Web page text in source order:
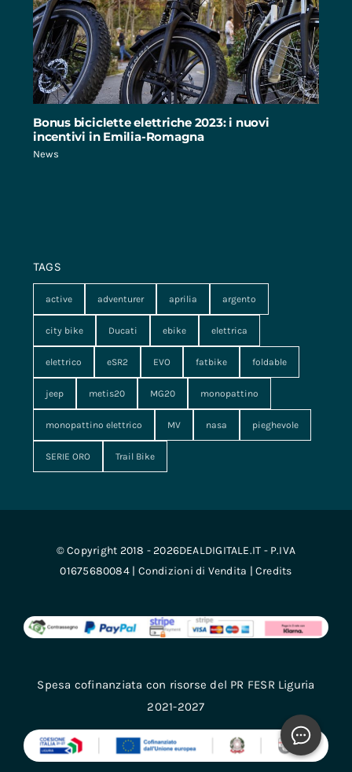
Bonus biciclette elettriche 2023: i nuovi
incentivi in Emilia-Romagna
News
TAGS
active adventurer aprilia argento
city bike Ducati ebike elettrica
elettrico eSR2 EVO fatbike foldable
jeep metis20 MG20 monopattino
monopattino elettrico MV nasa pieghevole
SERIE ORO Trail Bike
© Copyright 2018 - 2026DEALDIGITALE.IT - P.IVA
01675680084 | Condizioni di Vendita | Credits
Spesa cofinanziata con risorse del PR FESR Liguria
2021-2027